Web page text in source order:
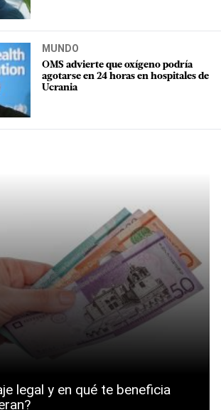
MUNDO
OMS advierte que oxígeno podría
agotarse en 24 horas en hospitales de
Ucrania
legal y en qué te beneficia